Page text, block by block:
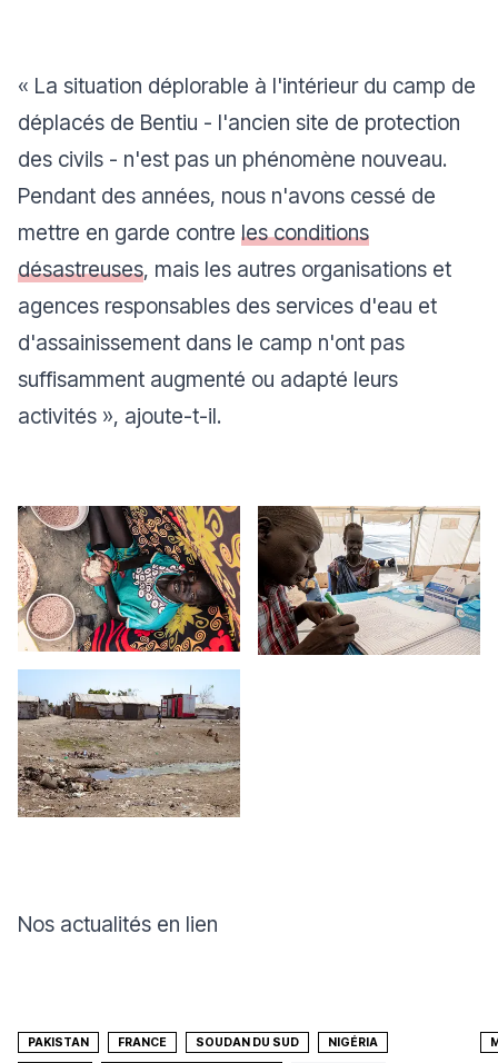
« La situation déplorable à l'intérieur du camp de
déplacés de Bentiu - l'ancien site de protection
des civils - n'est pas un phénomène nouveau.
Pendant des années, nous n'avons cessé de
mettre en garde contre les conditions
désastreuses, mais les autres organisations et
agences responsables des services d'eau et
d'assainissement dans le camp n'ont pas
suffisamment augmenté ou adapté leurs
activités », ajoute-t-il.
Nos actualités en lien
PAKISTAN FRANCE SOUDAN DU SUD NIGÉRIA